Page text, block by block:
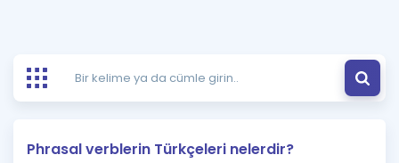
Ücretsiz Kaynaklar
Puan Hesaplama
Blog
İngilizce Gramer
Hakkımızda
Phrasal verblerin Türkçeleri nelerdir?